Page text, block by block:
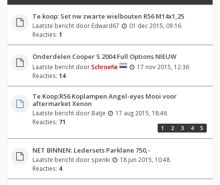
Te koop: Set nw zwarte wielbouten R56 M14x1,25
Laatste bericht door Edward67
01 dec 2015, 09:16
Reacties: 1
Onderdelen Cooper S 2004 Full Options NIEUW
Laatste bericht doorSchroefie
17 nov 2015, 12:36
Reacties: 14
Te Koop:R56 Koplampen Angel-eyes Mooi voor
aftermarket Xenon
Laatste bericht door Batje
17 aug 2015, 18:46
Reacties: 71
1 2 3 4 5
NET BINNEN: Ledersets Parklane 750,-
Laatste bericht door spenki
18 jun 2015, 10:48
Reacties: 4